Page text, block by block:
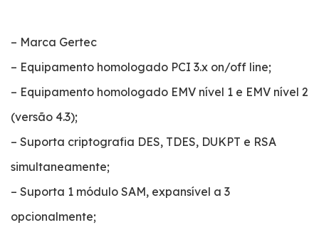
– Marca Gertec
– Equipamento homologado PCI 3.x on/off line;
– Equipamento homologado EMV nível 1 e EMV nível 2
(versão 4.3);
– Suporta criptografia DES, TDES, DUKPT e RSA
simultaneamente;
– Suporta 1 módulo SAM, expansível a 3
opcionalmente;